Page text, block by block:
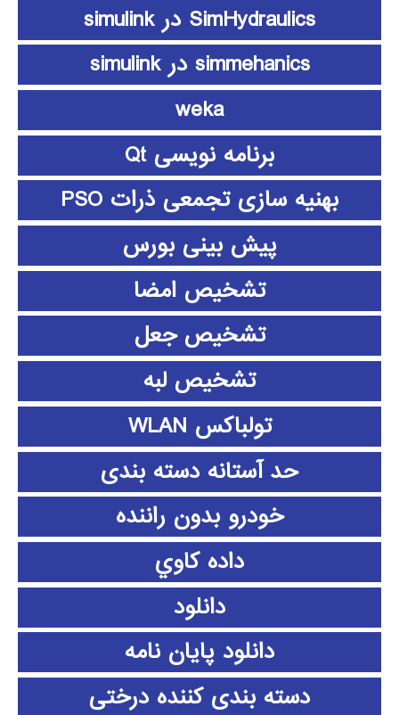
SimHydraulics در simulink
simmehanics در simulink
weka
برنامه نویسی Qt
بهنیه سازی تجمعی ذرات PSO
پیش بینی بورس
تشخیص امضا
تشخیص جعل
تشخیص لبه
تولباکس WLAN
حد آستانه دسته بندی
خودرو بدون راننده
داده كاوي
دانلود
دانلود پايان نامه
دسته بندی کننده درختی